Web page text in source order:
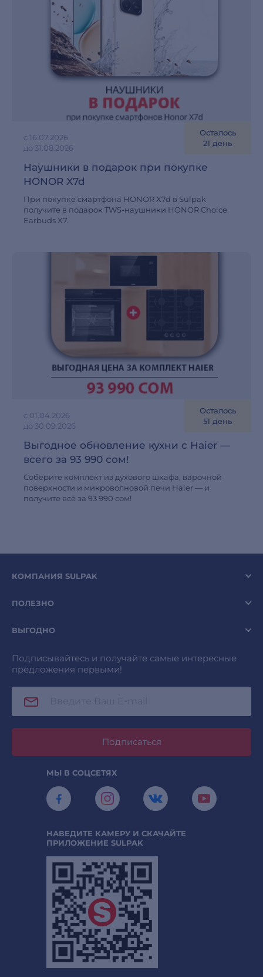
с 16.07.2026
до 31.08.2026
Осталось
21 день
Наушники в подарок при покупке
HONOR X7d
При покупке смартфона HONOR X7d в Sulpak
получите в подарок TWS-наушники HONOR Choice
Earbuds X7.
с 01.04.2026
до 30.09.2026
Осталось
51 день
Выгодное обновление кухни с Haier —
всего за 93 990 сом!
Соберите комплект из духового шкафа, варочной
поверхности и микроволновой печи Haier — и
получите всё за 93 990 сом!
КОМПАНИЯ SULPAK
ПОЛЕЗНО
ВЫГОДНО
Подписывайтесь и получайте самые интересные
предложения первыми!
Подписаться
МЫ В СОЦСЕТЯХ
НАВЕДИТЕ КАМЕРУ И СКАЧАЙТЕ
ПРИЛОЖЕНИЕ SULPAK